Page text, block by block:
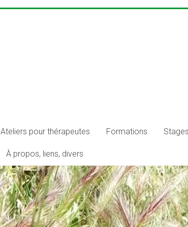
Ateliers pour thérapeutes Formations
À propos, liens, divers